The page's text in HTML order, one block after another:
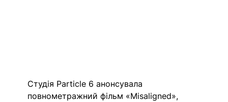
Студія Particle 6 анонсувала
повнометражний фільм «Misaligned»,